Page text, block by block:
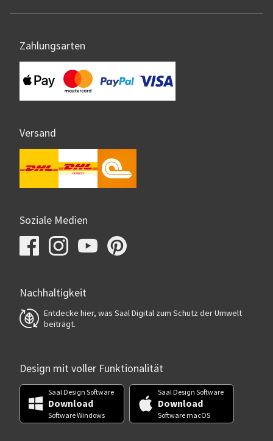
Zahlungsarten
Versand
Soziale Medien
Nachhaltigkeit
Entdecke hier, was Saal Digital zum Schutz der Umwelt
beiträgt.
Design mit voller Funktionalität
Saal Design Software
Download
Software Windows
Saal Design Software
Download
Software macOS